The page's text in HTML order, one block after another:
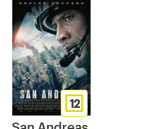
12